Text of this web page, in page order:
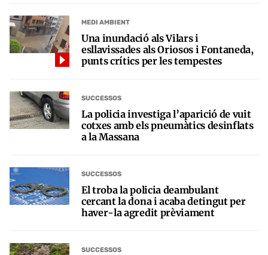
MEDI AMBIENT
Una inundació als Vilars i
esllavissades als Oriosos i Fontaneda,
punts crítics per les tempestes
SUCCESSOS
La policia investiga l’aparició de vuit
cotxes amb els pneumàtics desinflats
a la Massana
SUCCESSOS
El troba la policia deambulant
cercant la dona i acaba detingut per
haver-la agredit prèviament
SUCCESSOS